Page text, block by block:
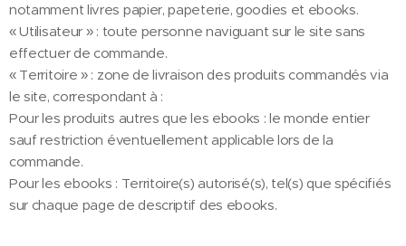
notamment livres papier, papeterie, goodies et ebooks.
« Utilisateur » : toute personne naviguant sur le site sans
effectuer de commande.
« Territoire » : zone de livraison des produits commandés via
le site, correspondant à :
Pour les produits autres que les ebooks : le monde entier
sauf restriction éventuellement applicable lors de la
commande.
Pour les ebooks : Territoire(s) autorisé(s), tel(s) que spécifiés
sur chaque page de descriptif des ebooks.